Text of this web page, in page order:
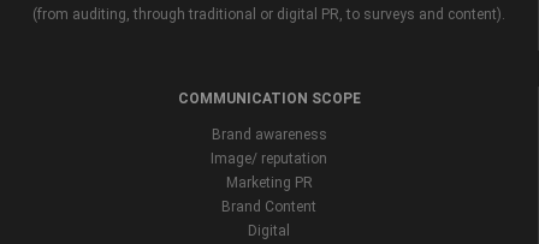
(from auditing, through traditional or digital PR, to surveys and content).
COMMUNICATION SCOPE
Brand awareness
Image/ reputation
Marketing PR
Brand Content
Digital